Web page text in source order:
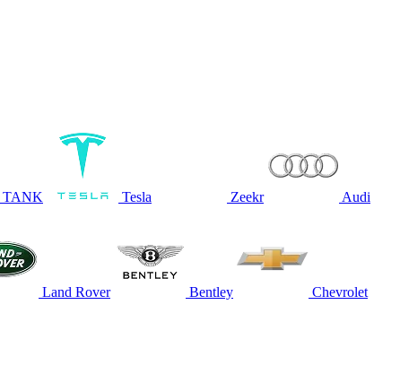
TANK Tesla Zeekr Audi
Land Rover Bentley Chevrolet